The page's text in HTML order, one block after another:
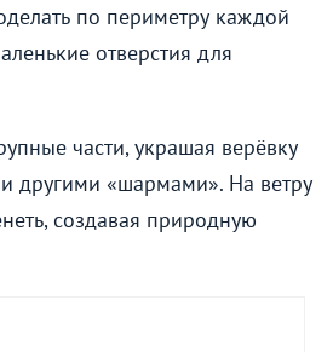
по периметру каждой
отверстия для
части, украшая верёвку
другими «шармами». На ветру
создавая природную